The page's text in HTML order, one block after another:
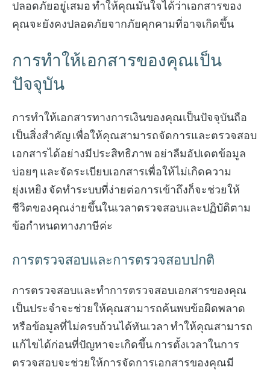
ปลอดภัยอยู่เสมอ ทำให้คุณมั่นใจได้ว่าเอกสารของ
คุณจะยังคงปลอดภัยจากภัยคุกคามที่อาจเกิดขึ้น
การทำให้เอกสารของคุณเป็น
ปัจจุบัน
การทำให้เอกสารทางการเงินของคุณเป็นปัจจุบันถือ
เป็นสิ่งสำคัญ เพื่อให้คุณสามารถจัดการและตรวจสอบ
เอกสารได้อย่างมีประสิทธิภาพ อย่าลืมอัปเดตข้อมูล
บ่อยๆ และจัดระเบียบเอกสารเพื่อให้ไม่เกิดความ
ยุ่งเหยิง จัดทำระบบที่ง่ายต่อการเข้าถึงก็จะช่วยให้
ชีวิตของคุณง่ายขึ้นในเวลาตรวจสอบและปฏิบัติตาม
ข้อกำหนดทางภาษีค่ะ
การตรวจสอบและการตรวจสอบปกติ
การตรวจสอบและทำการตรวจสอบเอกสารของคุณ
เป็นประจำจะช่วยให้คุณสามารถค้นพบข้อผิดพลาด
หรือข้อมูลที่ไม่ครบถ้วนได้ทันเวลา ทำให้คุณสามารถ
แก้ไขได้ก่อนที่ปัญหาจะเกิดขึ้น การตั้งเวลาในการ
ตรวจสอบจะช่วยให้การจัดการเอกสารของคุณมี